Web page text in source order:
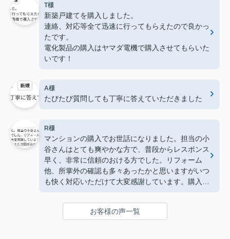
T様
新築戸建てを購入しました。
連絡、対応等全て迅速に行ってもらえたので良かっ
たです。
電化製品の購入はヤマダ電機で購入させてもらいた
いです！
A様
たびたび質問しても丁寧に答えていただきました
R様
マンションの購入でお世話になりました。担当の小
谷さんはとても爽やかな方で、普段からレスポンス
早く、非常に信頼のおける方でした。リフォーム
他、所掌外の確認も多々あったかと思いますがいつ
も快く対応いただけて大変感謝しています。購入後
けました。もしまた次回があればぜひ宜しくお願い
お客様の声一覧